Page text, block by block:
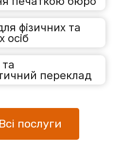
фізичних та
осіб
переклад
Всі послуги